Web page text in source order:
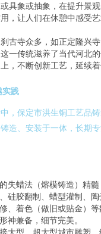
具象或抽象，在提升景
，让人们在休憩中感受
古寺众多，如正定隆兴
一传统滋养了当代河北
，不断创新工艺，延续
实践
，保定市洪生铜工艺品
造、安装于一体，长期
失蜡法（熔模铸造）精
硅胶翻制、蜡型灌制、陶
、着色（做旧或贴金）等
神兼备，细节完美。
大型、超大型城市雕塑